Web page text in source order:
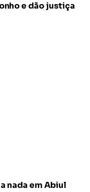
e dão justiça
nada em Abiul